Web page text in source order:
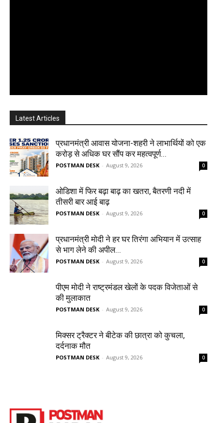
Latest Articles
प्रधानमंत्री आवास योजना-शहरी ने लाभार्थियों को एक
करोड़ से अधिक घर सौंप कर महत्वपूर्ण...
POSTMAN DESK - August 9, 2026 0
ओडिशा में फिर बढ़ा बाढ़ का खतरा, बैतरणी नदी में
तीसरी बार आई बाढ़
POSTMAN DESK - August 9, 2026 0
प्रधानमंत्री मोदी ने हर घर तिरंगा अभियान में उत्साह
से भाग लेने की अपील...
POSTMAN DESK - August 9, 2026 0
पीएम मोदी ने राष्ट्रमंडल खेलों के पदक विजेताओं से
की मुलाकात
POSTMAN DESK - August 9, 2026 0
मिक्सर ट्रैक्टर ने बीटेक की छात्रा को कुचला,
दर्दनाक मौत
POSTMAN DESK - August 9, 2026 0